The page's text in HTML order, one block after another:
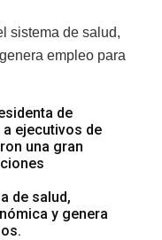
sistema de salud,
empleo para
de
a ejecutivos de
una gran
de salud,
y genera